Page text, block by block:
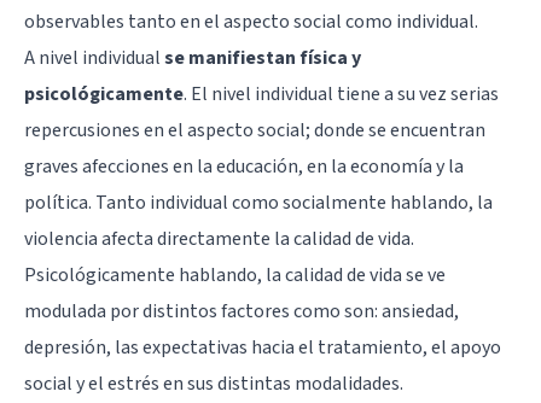
observables tanto en el aspecto social como individual.
A nivel individualse manifiestan física y
psicológicamente. El nivel individual tiene a su vez serias
repercusiones en el aspecto social; donde se encuentran
graves afecciones en la educación, en la economía y la
política. Tanto individual como socialmente hablando, la
violencia afecta directamente la calidad de vida.
Psicológicamente hablando, la calidad de vida se ve
modulada por distintos factores como son: ansiedad,
depresión, las expectativas hacia el tratamiento, el apoyo
social y el estrés en sus distintas modalidades.